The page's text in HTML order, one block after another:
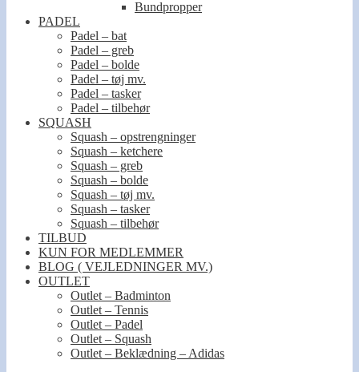
Bundpropper
PADEL
Padel – bat
Padel – greb
Padel – bolde
Padel – tøj mv.
Padel – tasker
Padel – tilbehør
SQUASH
Squash – opstrengninger
Squash – ketchere
Squash – greb
Squash – bolde
Squash – tøj mv.
Squash – tasker
Squash – tilbehør
TILBUD
KUN FOR MEDLEMMER
BLOG ( VEJLEDNINGER MV.)
OUTLET
Outlet – Badminton
Outlet – Tennis
Outlet – Padel
Outlet – Squash
Outlet – Beklædning – Adidas